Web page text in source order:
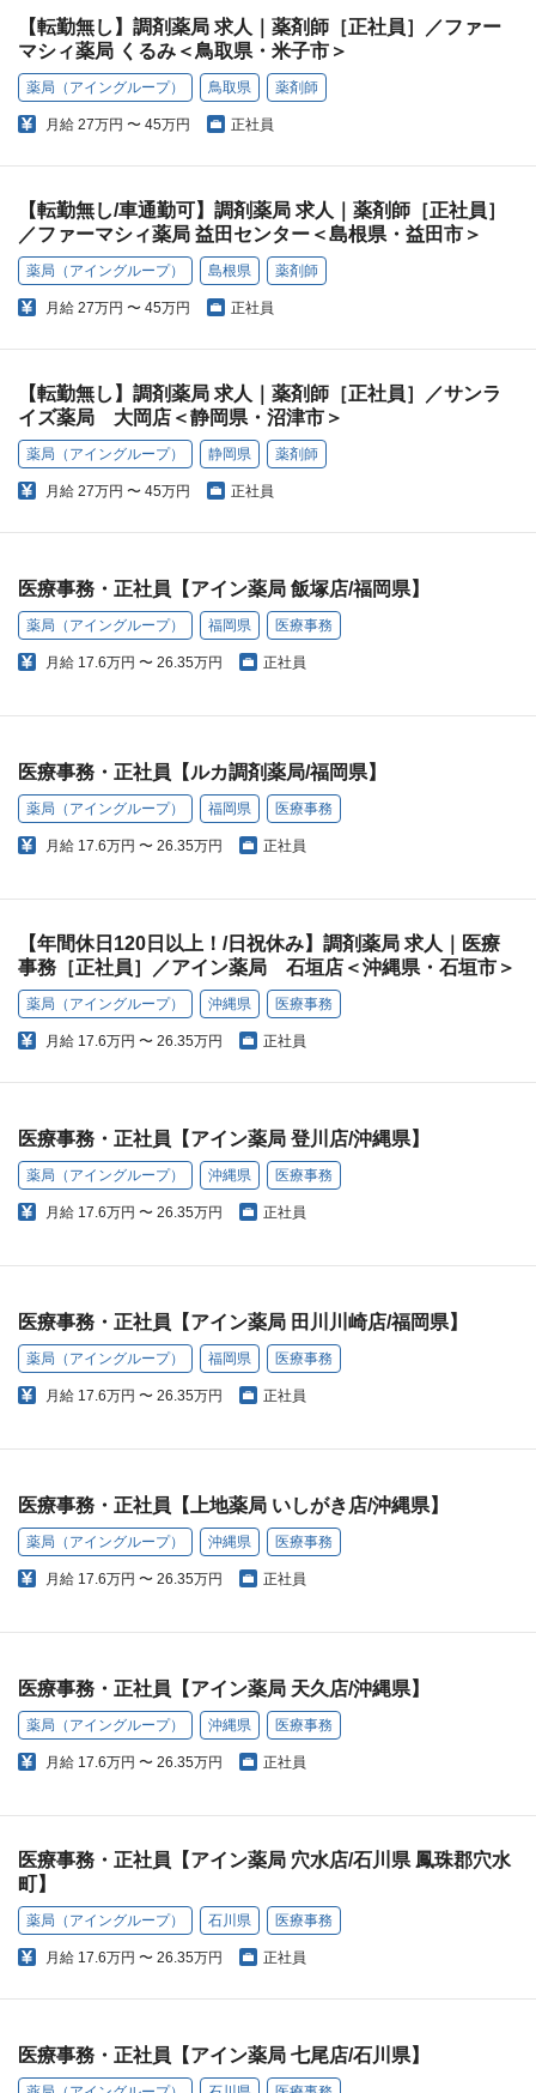
【転勤無し】調剤薬局 求人｜薬剤師［正社員］／ファー
マシィ薬局 くるみ＜鳥取県・米子市＞
薬局（アイングループ） 鳥取県 薬剤師
月給 27万円 〜 45万円 正社員
【転勤無し/車通勤可】調剤薬局 求人｜薬剤師［正社員］
／ファーマシィ薬局 益田センター＜島根県・益田市＞
薬局（アイングループ） 島根県 薬剤師
月給 27万円 〜 45万円 正社員
【転勤無し】調剤薬局 求人｜薬剤師［正社員］／サンラ
イズ薬局 大岡店＜静岡県・沼津市＞
薬局（アイングループ） 静岡県 薬剤師
月給 27万円 〜 45万円 正社員
医療事務・正社員【アイン薬局 飯塚店/福岡県】
薬局（アイングループ） 福岡県 医療事務
月給 17.6万円 〜 26.35万円 正社員
医療事務・正社員【ルカ調剤薬局/福岡県】
薬局（アイングループ） 福岡県 医療事務
月給 17.6万円 〜 26.35万円 正社員
【年間休日120日以上！/日祝休み】調剤薬局 求人｜医療
事務［正社員］／アイン薬局 石垣店＜沖縄県・石垣市＞
薬局（アイングループ） 沖縄県 医療事務
月給 17.6万円 〜 26.35万円 正社員
医療事務・正社員【アイン薬局 登川店/沖縄県】
薬局（アイングループ） 沖縄県 医療事務
月給 17.6万円 〜 26.35万円 正社員
医療事務・正社員【アイン薬局 田川川崎店/福岡県】
薬局（アイングループ） 福岡県 医療事務
月給 17.6万円 〜 26.35万円 正社員
医療事務・正社員【上地薬局 いしがき店/沖縄県】
薬局（アイングループ） 沖縄県 医療事務
月給 17.6万円 〜 26.35万円 正社員
医療事務・正社員【アイン薬局 天久店/沖縄県】
薬局（アイングループ） 沖縄県 医療事務
月給 17.6万円 〜 26.35万円 正社員
医療事務・正社員【アイン薬局 穴水店/石川県 鳳珠郡穴水
町】
薬局（アイングループ） 石川県 医療事務
月給 17.6万円 〜 26.35万円 正社員
医療事務・正社員【アイン薬局 七尾店/石川県】